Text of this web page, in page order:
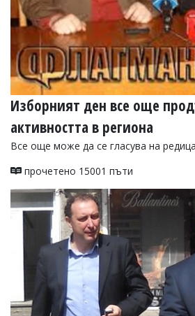
Изборният ден все още
активността в региона
Все още може да се гласува на
прочетено 15001 пъти